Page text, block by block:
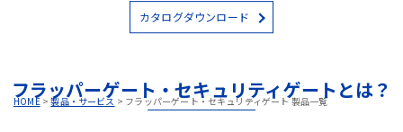
HOME>製品・サービス > フラッパーゲート・セキュリティゲート 製品一覧
カタログダウンロード
フラッパーゲート・セキュリティゲートとは？